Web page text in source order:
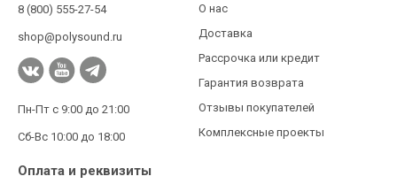
8 (800) 555-27-54
shop@polysound.ru
Пн-Пт с 9:00 до 21:00
Сб-Вс 10:00 до 18:00
О нас
Доставка
Рассрочка или кредит
Гарантия возврата
Отзывы покупателей
Комплексные проекты
Оплата и реквизиты